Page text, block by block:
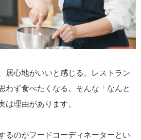
居心地がいいと感じる。レストラン
わず食べたくなる。そんな「なんと
は理由があります。
るのがフードコーディネーターとい